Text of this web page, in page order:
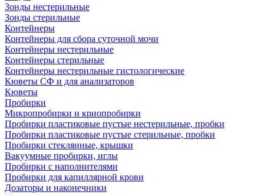
Зонды нестерильные
Зонды стерильные
Контейнеры
Контейнеры для сбора суточной мочи
Контейнеры нестерильные
Контейнеры стерильные
Контейнеры нестерильные гистологические
Кюветы СФ и для анализаторов
Кюветы
Пробирки
Микропробирки и криопробирки
Пробирки пластиковые пустые нестерильные, пробки
Пробирки пластиковые пустые стерильные, пробки
Пробирки стеклянные, крышки
Вакуумные пробирки, иглы
Пробирки с наполнителями
Пробирки для капиллярной крови
Дозаторы и наконечники